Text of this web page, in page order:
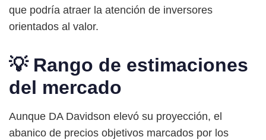
que podría atraer la atención de inversores
orientados al valor.
💡 Rango de estimaciones
del mercado
Aunque DA Davidson elevó su proyección, el
abanico de precios objetivos marcados por los